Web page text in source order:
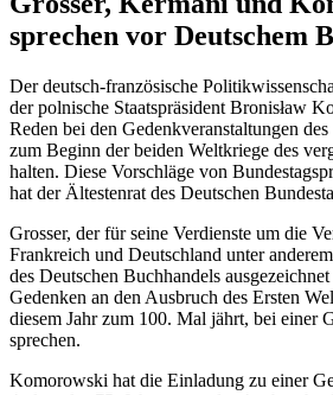
sprechen vor Deutschem
Der deutsch-französische
der polnische Staatspräsident Bronisław
Reden bei den Gedenkveranstaltungen
zum Beginn der beiden Weltkriege des
halten. Diese Vorschläge von
hat der Ältestenrat des Deutschen
Grosser, der für seine Verdienste um die
Frankreich und Deutschland unter
des Deutschen Buchhandels
Gedenken an den Ausbruch des Ersten
diesem Jahr zum 100. Mal jährt, bei einer
sprechen.
Komorowski hat die Einladung zu einer